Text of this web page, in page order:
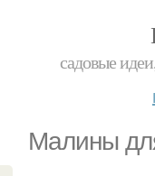
садовые
Малины